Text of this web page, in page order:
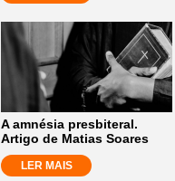
A amnésia presbiteral.
Artigo de Matias Soares
LER MAIS